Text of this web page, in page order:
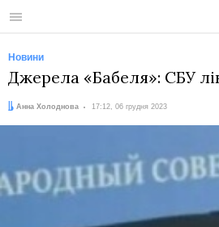
Меню
Новини
Джерела «Бабеля»: СБУ
Автор:
Анна Холоднова
Дата: 17:12, 06 грудня 2023